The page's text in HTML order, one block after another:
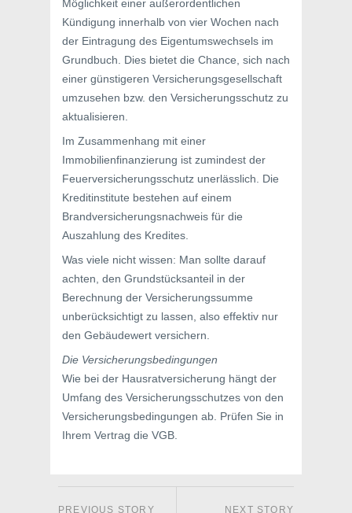
Möglichkeit einer außerordentlichen
Kündigung innerhalb von vier Wochen nach
der Eintragung des Eigentumswechsels im
Grundbuch. Dies bietet die Chance, sich nach
einer günstigeren Versicherungsgesellschaft
umzusehen bzw. den Versicherungsschutz zu
aktualisieren.
Im Zusammenhang mit einer
Immobilienfinanzierung ist zumindest der
Feuerversicherungsschutz unerlässlich. Die
Kreditinstitute bestehen auf einem
Brandversicherungsnachweis für die
Auszahlung des Kredites.
Was viele nicht wissen: Man sollte darauf
achten, den Grundstücksanteil in der
Berechnung der Versicherungssumme
unberücksichtigt zu lassen, also effektiv nur
den Gebäudewert versichern.
Die Versicherungsbedingungen
Wie bei der Hausratversicherung hängt der
Umfang des Versicherungsschutzes von den
Versicherungsbedingungen ab. Prüfen Sie in
Ihrem Vertrag die VGB.